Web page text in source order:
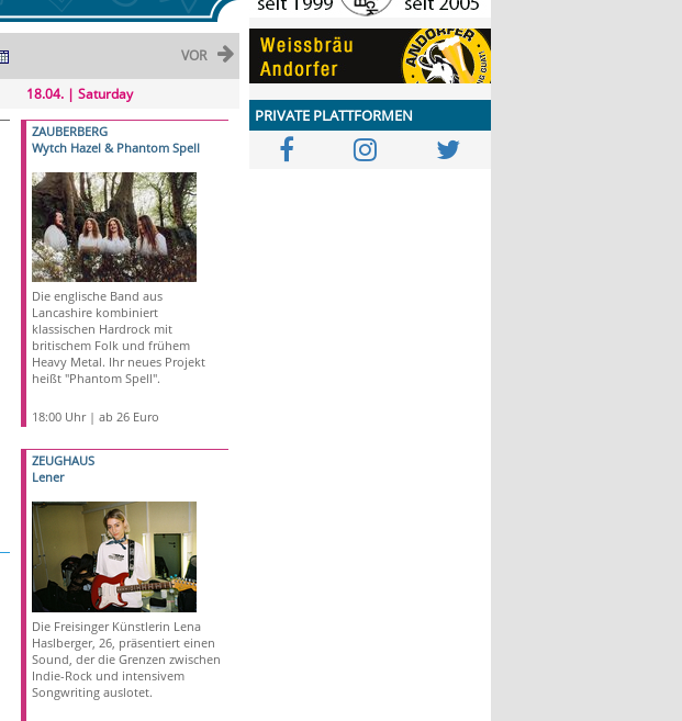
VOR
18.04. | Saturday
ZAUBERBERG
Wytch Hazel & Phantom Spell
Die englische Band aus
Lancashire kombiniert
klassischen Hardrock mit
britischem Folk und frühem
Heavy Metal. Ihr neues Projekt
heißt "Phantom Spell".
18:00 Uhr | ab 26 Euro
ZEUGHAUS
Lener
Die Freisinger Künstlerin Lena
Haslberger, 26, präsentiert einen
Sound, der die Grenzen zwischen
Indie-Rock und intensivem
Songwriting auslotet.
PRIVATE PLATTFORMEN